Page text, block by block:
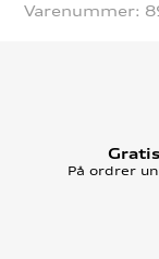
Varenummer:
På ordrer